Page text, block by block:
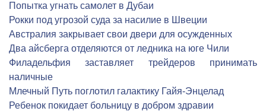
Попытка угнать самолет в Дубаи
Рокки под угрозой суда за насилие в Швеции
Австралия закрывает свои двери для осужденных
Два айсберга отделяются от ледника на юге Чили
Филадельфия заставляет трейдеров принимать
наличные
Млечный Путь поглотил галактику Гайя-Энцелад
Ребенок покидает больницу в добром здравии